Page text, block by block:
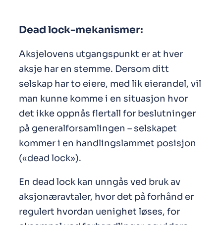
Dead lock-mekanismer:
Aksjelovens utgangspunkt er at hver
aksje har en stemme. Dersom ditt
selskap har to eiere, med lik eierandel, vil
man kunne komme i en situasjon hvor
det ikke oppnås flertall for beslutninger
på generalforsamlingen – selskapet
kommer i en handlingslammet posisjon
(«dead lock»).
En dead lock kan unngås ved bruk av
aksjonæravtaler, hvor det på forhånd er
regulert hvordan uenighet løses, for